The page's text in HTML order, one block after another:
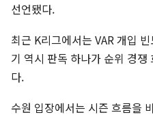
선언됐다.
최근 K리그에서는 VAR 개입
기 역시 판독 하나가 순위 경
다.
수원 입장에서는 시즌 흐름을